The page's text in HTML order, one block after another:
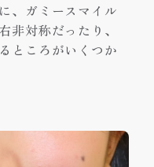
、ガミースマイル
非対称だったり、
ところがいくつか